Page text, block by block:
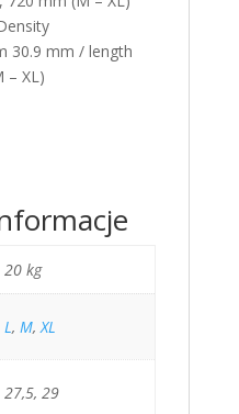
30.9 mm / length
– XL)
20 kg
L, M,XL
27,5, 29